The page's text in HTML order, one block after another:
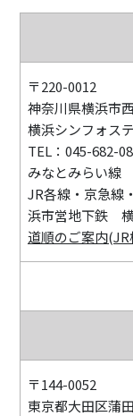
〒220-0012
神奈川県横浜市
横浜シンフォス
TEL：045-682-
みなとみらい
JR各線・京急線
浜市営地下鉄
道順のご案内
〒144-0052
東京都大田区蒲